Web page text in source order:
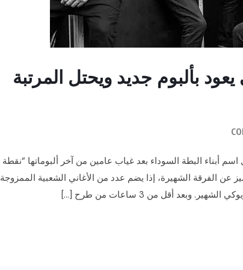
بألبوم جديد ويحتل المرتبة
أبناء البطة السوداء بعد غياب عامين من آخر ألبوماتها “نقطة
عن الفرقة الشهيرة، إذا يضم عدد من الأغاني الشعبية الممزوجة
وبعد أقل من 3 ساعات من طرح […]